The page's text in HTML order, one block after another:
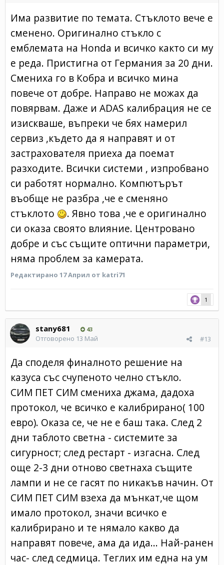
Има развитие по темата. Стъклото вече е
сменено. Оригинално стъкло с
емблемата на Honda и всичко както си му
е реда. Пристигна от Германия за 20 дни.
Смениха го в Кобра и всичко мина
повече от добре. Направо не можах да
повярвам. Даже и ADAS калибрация не се
изискваше, въпреки че бях намерил
сервиз ,където да я направят и от
застрахователя приеха да поемат
разходите. Всички системи , изпробвано
си работят нормално. Компютърът
въобще не разбра ,че е сменяно
стъклото
. Явно това ,че е оригинално
си оказа своято влияние. Центровано
добре и със същите оптични параметри,
няма проблем за камерата.
Редактирано 17 Април от katri71
1
stany681 43
#13
Отговорено 13 Май
Да споделя финалното решение на
казуса със счупеното челно стъкло.
СИМ ПЕТ СИМ смениха джама, дадоха
протокол, че всичко е калибрирано( 100
евро). Оказа се, че не е баш така. След 2
дни таблото светна - системите за
сигурност; след рестарт - изгасна. След
още 2-3 дни отново светнаха същите
лампи и не се гасят по никакъв начин. От
СИМ ПЕТ СИМ взеха да мънкат,че щом
имало протокол, значи всичко е
калибрирано и те нямало какво да
направят повече, ама да ида... Най-ранен
час- след седмица. Теглих им една на ум